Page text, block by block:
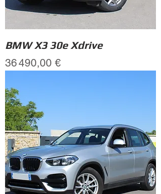
BMW X3 30e Xdrive
Prix
36 490,00 €